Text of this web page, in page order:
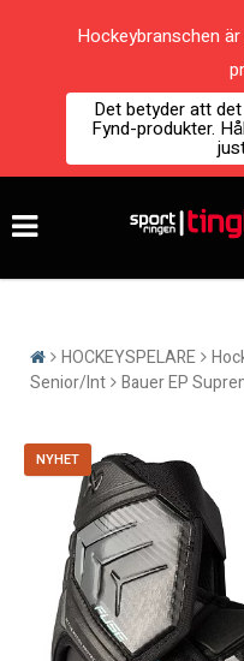
Hockeybranschen
Det betyder att
Fynd-produkter.
HOCKEYSPELARE
Senior/Int
Bauer EP
NYHET